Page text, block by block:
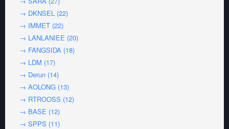
→ DKNSEL (22)
→ IMMET (22)
→ LANLANIEE (20)
→ FANGSIDA (18)
→ LDM (17)
→ Derun (14)
→ AOLONG (13)
→ RTROOSS (12)
→ BASE (12)
→ SPPS (11)